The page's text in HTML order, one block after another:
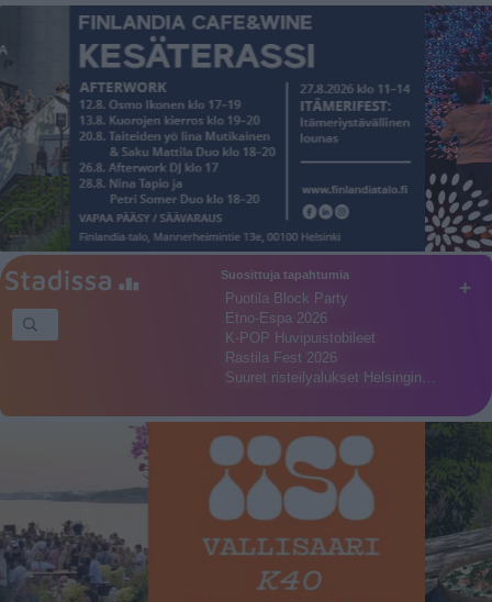
+
Suosittuja tapahtumia
Puotila Block Party
Etno-Espa 2026
K-POP Huvipuistobileet
Rastila Fest 2026
Suuret risteilyalukset Helsingin…